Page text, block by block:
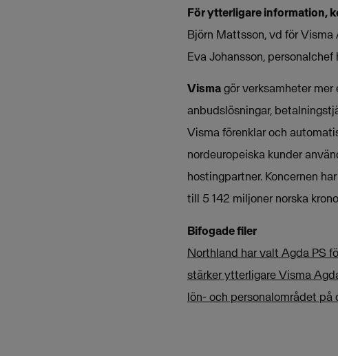
För ytterligare information,
Björn Mattsson, vd för
Eva Johansson,
Vismagör verksamheter
anbudslösningar,
Visma förenklar och
nordeuropeiska kunder
hostingpartner. Koncernen
till 5 142 miljoner norska
Bifogade filer
Northland har valt Agda PS
stärker ytterligare Visma
lön- och personalområdet på